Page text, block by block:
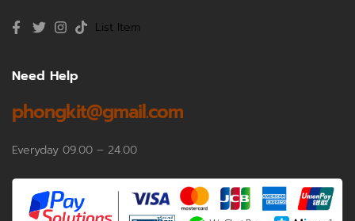
List Item
Need Help
phongkit@gmail.com
Everyday 09.00 – 24.00